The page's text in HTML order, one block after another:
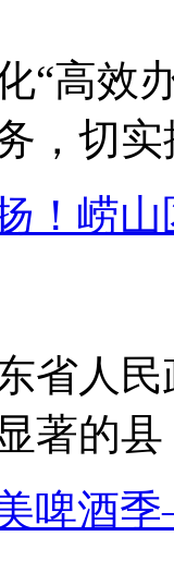
效办
，切
！崂
人民
著的
啤酒